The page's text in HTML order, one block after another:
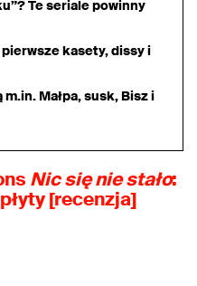
Te seriale powinny
kasety, dissy i
Małpa, susk, Bisz i
Nic się nie stało:
[recenzja]